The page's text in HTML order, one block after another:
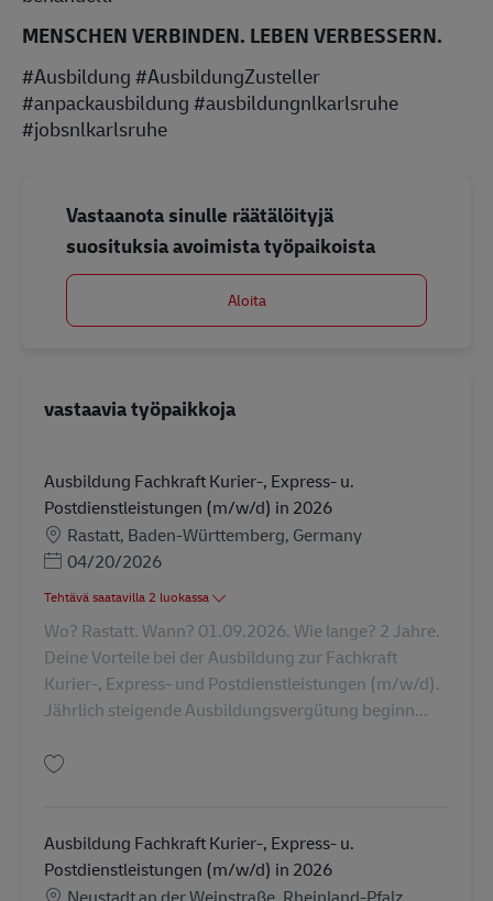
MENSCHEN VERBINDEN. LEBEN VERBESSERN.
#Ausbildung #AusbildungZusteller
#anpackausbildung #ausbildungnlkarlsruhe
#jobsnlkarlsruhe
Vastaanota sinulle räätälöityjä
suosituksia avoimista työpaikoista
Aloita
vastaavia työpaikkoja
Ausbildung Fachkraft Kurier-, Express- u.
Postdienstleistungen (m/w/d) in 2026
SijaintiRastatt, Baden-Württemberg, Germany
Posted Date
04/20/2026
Tehtävä saatavilla 2 luokassa
Wo? Rastatt. Wann? 01.09.2026. Wie lange? 2 Jahre.
Deine Vorteile bei der Ausbildung zur Fachkraft
Kurier-, Express- und Postdienstleistungen (m/w/d).
Jährlich steigende Ausbildungsvergütung beginn...
Ausbildung Fachkraft Kurier-, Express- u.
Postdienstleistungen (m/w/d) in 2026
Sijainti